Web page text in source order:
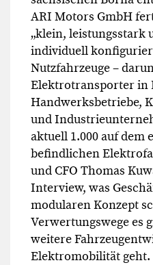
ARI Motors GmbH
„klein, leistungsstark
individuell
Nutzfahrzeuge –
Elektrotransporter in
Handwerksbetriebe,
und
aktuell 1.000 auf dem
befindlichen
und CFO Thomas
Interview, was
modularen Konzept
Verwertungswege es
weitere
Elektromobilität geht.